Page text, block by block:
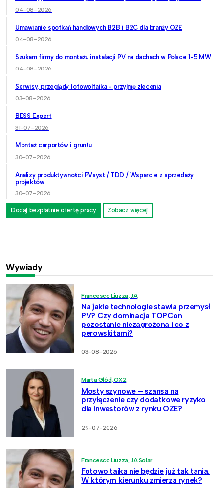
04-08-2026
Umawianie spotkań handlowych B2B i B2C dla branży OZE
04-08-2026
Szukam firmy do montażu instalacji PV na dachach w Polsce 1-5 MW
04-08-2026
Serwisy, przeglądy fotowoltaika - przyjmę zlecenia
03-08-2026
BESS Expert
31-07-2026
Montaż carportów i gruntu
30-07-2026
Analizy produktywności PVsyst / TDD / Wsparcie z sprzedaży
projektów
30-07-2026
Dodaj bezpłatnie ofertę pracy Zobacz więcej
Wywiady
Francesco Liuzza, JA
Na jakie technologie stawia przemysł
PV? Czy dominacja TOPCon
pozostanie niezagrożona i co z
perowskitami?
03-08-2026
Marta Głód, OX2
Mosty szynowe – szansa na
przyłączenie czy dodatkowe ryzyko
dla inwestorów z rynku OZE?
29-07-2026
Francesco Liuzza, JA Solar
Fotowoltaika nie będzie już tak tania.
W którym kierunku zmierza rynek?